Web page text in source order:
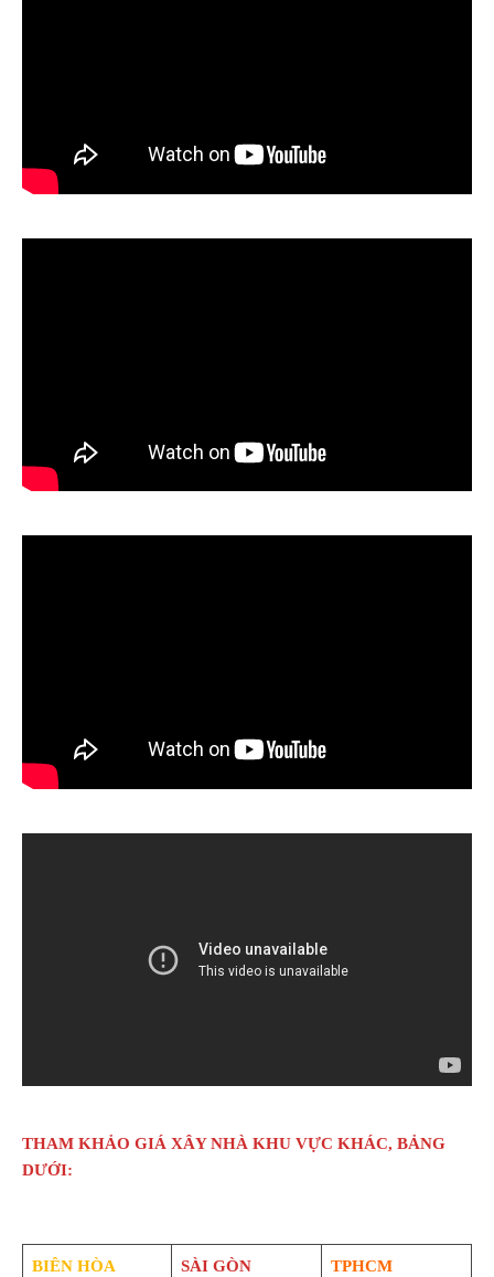
THAM KHẢO GIÁ XÂY NHÀ KHU VỰC KHÁC, BẢNG
DƯỚI:
BIÊN HÒA SÀI GÒN TPHCM